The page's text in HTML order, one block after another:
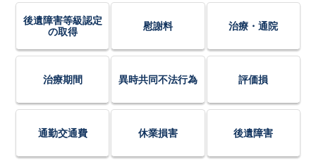
後遺障害等級認定
の取得
慰謝料 治療・通院
治療期間 異時共同不法行為 評価損
通勤交通費 休業損害 後遺障害